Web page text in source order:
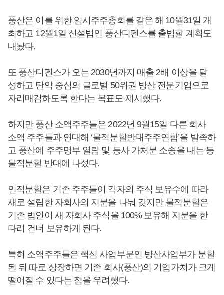
풍산은 이를 위한 임시주주총회를 같은 해 10월31일 개
최하고 12월1일 신설법인 풍산디펜스를 출범할 계획도
내놨다.
또 풍산디펜스가 오는 2030년까지 매출 2배 이상을 달
성하고 탄약 중심의 글로벌 50위권 방산 전문기업으로
자리매김하도록 한다는 목표도 제시했다.
하지만 풍산 소액주주들은 2022년 9월15일 다른 회사
소액 주주들과 연대해 ‘물적분할반대주주연합’을 발족하
고 풍산에 주주명부 열람 및 등사 가처분 소송을 내는 등
물적분할 반대에 나섰다.
인적분할은 기존 주주들이 각자의 주식 보유수에 따라
새로 설립한 자회사의 지분을 나눠 갖지만 물적분할은
기존 법인이 새 자회사 주식을 100% 보유해 지분을 한
다리 건너 보유하게 된다.
특히 소액주주들은 핵심 사업부문인 방산사업부가 분할
된 뒤 따로 상장하면 기존 회사(풍산)의 기업가치가 크게
떨어질 수 있다는 점을 우려했다.